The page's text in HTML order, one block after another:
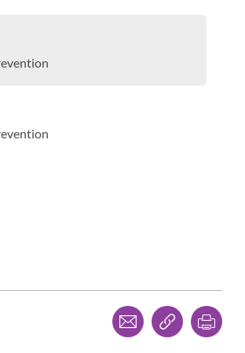
Dela via mejlKopiera länk